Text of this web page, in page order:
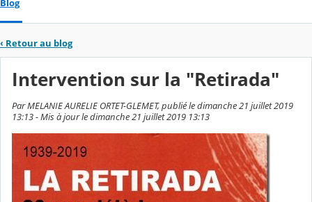
Blog
‹ Retour au blog
Intervention sur la "Retirada"
Par MELANIE AURELIE ORTET-GLEMET, publié le dimanche 21 juillet 2019
13:13 - Mis à jour le dimanche 21 juillet 2019 13:13